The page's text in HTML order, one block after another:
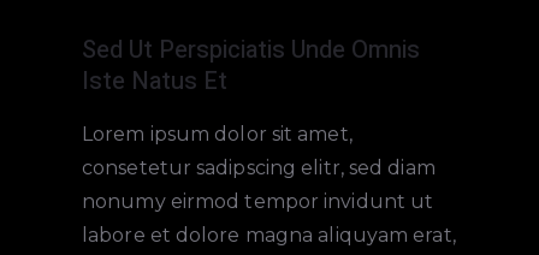
Sed Ut Perspiciatis Unde Omnis
Iste Natus Et
Lorem ipsum dolor sit amet,
consetetur sadipscing elitr, sed diam
nonumy eirmod tempor invidunt ut
labore et dolore magna aliquyam erat,